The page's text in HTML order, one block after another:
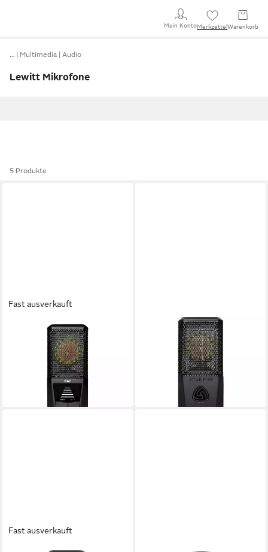
Mein KontoMerkzettel Warenkorb
… Multimedia Audio
Lewitt Mikrofone
5 Produkte
Fast ausverkauft
Mikrofon, Ray -
Kondensatormikrofon
lieferbar - in 3-4 Werktagen bei dir
Mikrofon (LCT 440 Pure),
LCT 440 Pure -
Kondensatormikrofon
lieferbar - in 3-4 Werktagen bei dir
Fast ausverkauft